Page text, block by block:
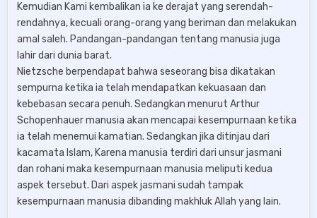
Kemudian Kami kembalikan ia ke derajat yang serendah-
rendahnya, kecuali orang-orang yang beriman dan melakukan
amal saleh. Pandangan-pandangan tentang manusia juga
lahir dari dunia barat.
Nietzsche berpendapat bahwa seseorang bisa dikatakan
sempurna ketika ia telah mendapatkan kekuasaan dan
kebebasan secara penuh. Sedangkan menurut Arthur
Schopenhauer manusia akan mencapai kesempurnaan ketika
ia telah menemui kamatian. Sedangkan jika ditinjau dari
kacamata Islam, Karena manusia terdiri dari unsur jasmani
dan rohani maka kesempurnaan manusia meliputi kedua
aspek tersebut. Dari aspek jasmani sudah tampak
kesempurnaan manusia dibanding makhluk Allah yang lain.